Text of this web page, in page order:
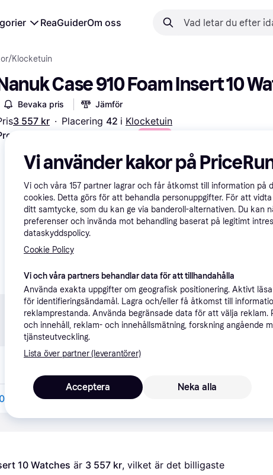
ReaGuiderOm oss
/Klocketuin
Case 910 Foam Insert 10
Bevaka pris Jämför
3 557 kr · Placering 42 i Klocketuin
flexibla betalningar med
Specifikationer
watches orange
10 Watches är 3 557 kr, vilket är det billigaste
Vi använder kakor på
Vi och våra 157 partner lagrar och får åtkomst till information på
cookies. Detta görs för att behandla personuppgifter. För att
ditt samtycke, som du kan ge via banderoll-alternativen. Du kan
preferenser och invända mot behandling baserat på legitimt
dataskyddspolicy.
Cookie Policy
Vi och våra partners behandlar data för att tillhandahålla
Använda exakta uppgifter om geografisk positionering. Aktivt
för identifieringsändamål. Lagra och/eller få åtkomst till
reklamprestanda. Använda begränsade data för att välja reklam.
och innehåll, reklam- och innehållsmätning, forskning angående
tjänsteutveckling.
Lista över partner (leverantörer)
Neka alla
Acceptera